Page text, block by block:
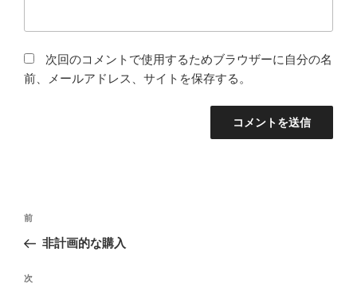
次回のコメントで使用するためブラウザーに自分の名
前、メールアドレス、サイトを保存する。
投
ナ
ビ
過
去
投
前
非計画的な購入
次
次